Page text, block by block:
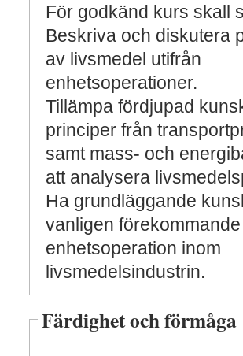
För godkänd kurs skall
Beskriva och diskutera
av livsmedel utifrån
enhetsoperationer.
Tillämpa fördjupad
principer från
samt mass- och
att analysera
Ha grundläggande
vanligen förekommande
enhetsoperation inom
livsmedelsindustrin.
Färdighet och förmåga